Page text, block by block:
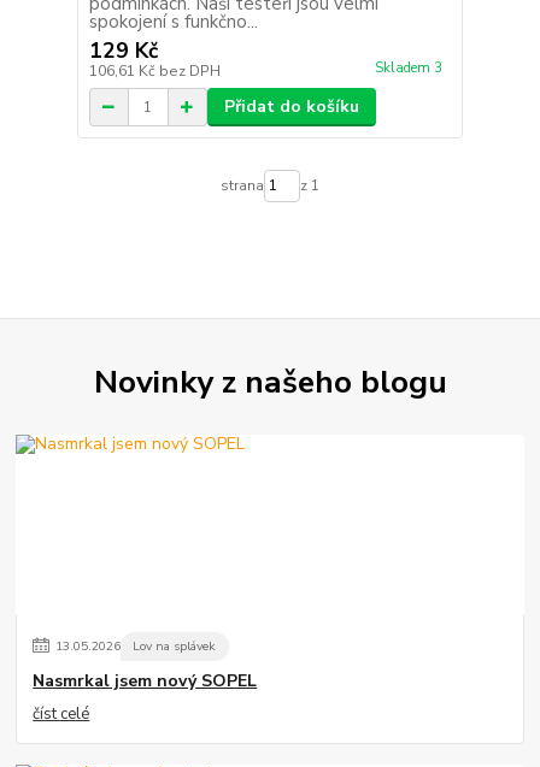
spokojení s funkčno...
129 Kč
106,61 Kč bez DPH Skladem 3
Přidat do košíku
strana z 1
Novinky z našeho blogu
13.05.2026 Lov na splávek
Nasmrkal jsem nový SOPEL
číst celé